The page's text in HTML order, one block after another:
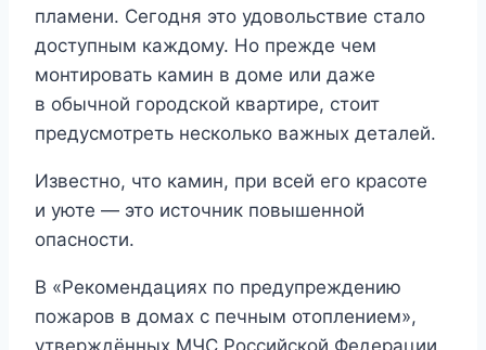
пламени. Сегодня это удовольствие стало
доступным каждому. Но прежде чем
монтировать камин в доме или даже
в обычной городской квартире, стоит
предусмотреть несколько важных деталей.
Известно, что камин, при всей его красоте
и уюте — это источник повышенной
опасности.
В «Рекомендациях по предупреждению
пожаров в домах с печным отоплением»,